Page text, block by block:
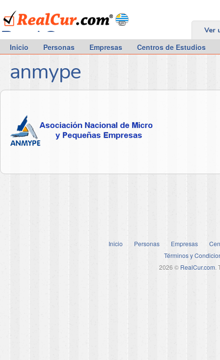
RealCur.com Ver
Inicio Personas Empresas Centros de Estudios
anmype
Inicio Personas Empresas
Términos y
2026 © RealCur.com.